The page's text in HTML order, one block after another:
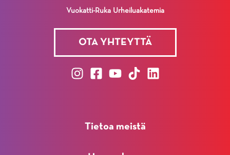
Vuokatti-Ruka Urheiluakatemia
OTA YHTEYTTÄ
Tietoa meistä